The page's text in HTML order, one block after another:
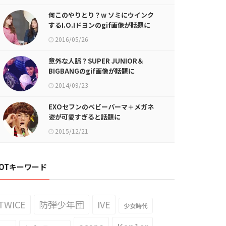
何このやりとり？w ソミにウインク
するI.O.Iドヨンのgif画像が話題に
2016/05/26
意外な人脈？SUPER JUNIOR＆
BIGBANGのgif画像が話題に
2014/09/23
EXOセフンのベビーパーマ＋メガネ
姿が可愛すぎると話題に
2015/12/21
キーワード
防弾少年団 IVE 少女時代